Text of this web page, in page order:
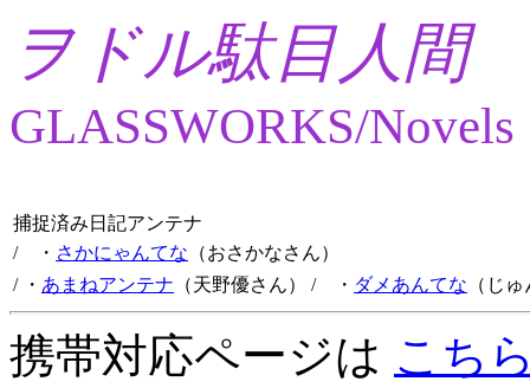
ヲドル駄目人間
GLASSWORKS/Novels
捕捉済み日記アンテナ
/ ・ さかにゃんてな （おさかなさん）
/ ・ あまねアンテナ （天野優さん） / ・ ダメあんてな （じ
携帯対応ページは こち